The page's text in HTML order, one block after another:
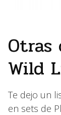
Wild
Te dejo un
en sets de